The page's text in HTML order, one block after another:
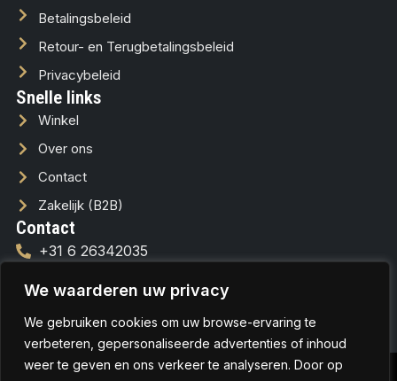
We waarderen uw privacy
We gebruiken cookies om uw browse-ervaring te
verbeteren, gepersonaliseerde advertenties of inhoud
weer te geven en ons verkeer te analyseren. Door op
Betalingsbeleid
Retour- en Terugbetalingsbeleid
Privacybeleid
Snelle links
Winkel
Over ons
Contact
Zakelijk (B2B)
Contact
+31 6 26342035
info@lussofera.nl
© Copyrights 2026 Aangepaste